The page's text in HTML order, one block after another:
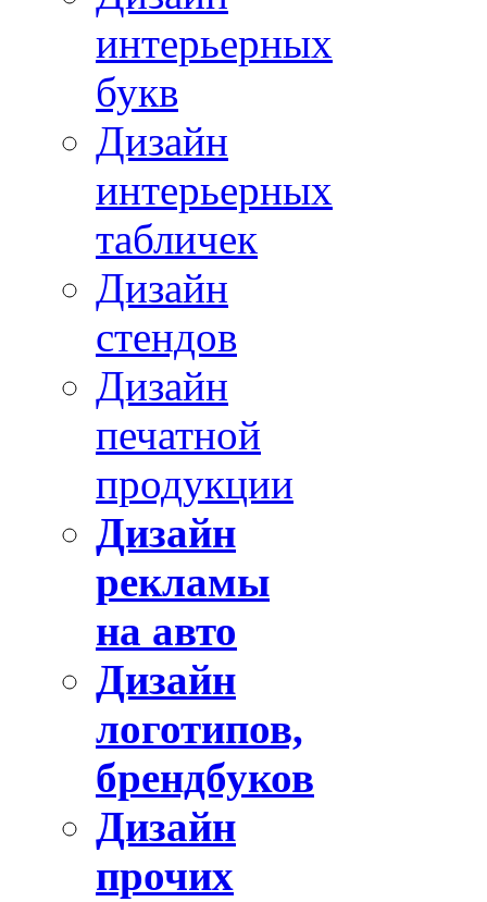
интерьерных
букв
Дизайн
интерьерных
табличек
Дизайн
стендов
Дизайн
печатной
продукции
Дизайн
рекламы
на авто
Дизайн
логотипов,
брендбуков
Дизайн
прочих